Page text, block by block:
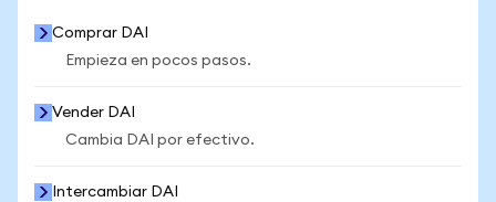
Comprar DAI
Empieza en pocos pasos.
Vender DAI
Cambia DAI por efectivo.
Intercambiar DAI